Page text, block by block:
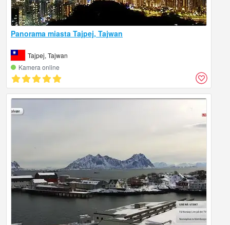
Panorama miasta Tajpej, Tajwan
Tajpej, Tajwan
Kamera online